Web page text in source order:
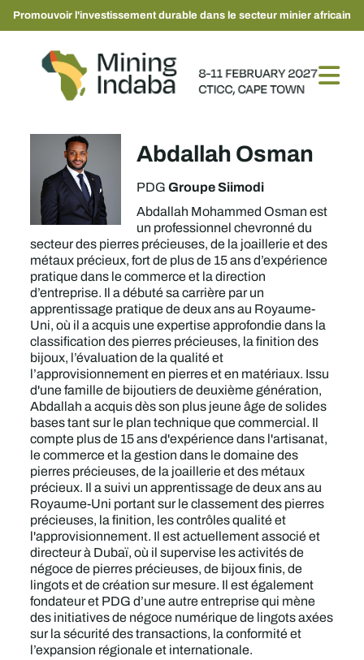
Promouvoir l'investissement durable dans le secteur minier africain
Abdallah Osman
PDGGroupe Siimodi
Abdallah Mohammed Osman est
un professionnel chevronné du
secteur des pierres précieuses, de la joaillerie et des
métaux précieux, fort de plus de 15 ans d’expérience
pratique dans le commerce et la direction
d’entreprise. Il a débuté sa carrière par un
apprentissage pratique de deux ans au Royaume-
Uni, où il a acquis une expertise approfondie dans la
classification des pierres précieuses, la finition des
bijoux, l’évaluation de la qualité et
l’approvisionnement en pierres et en matériaux. Issu
d'une famille de bijoutiers de deuxième génération,
Abdallah a acquis dès son plus jeune âge de solides
bases tant sur le plan technique que commercial. Il
compte plus de 15 ans d'expérience dans l'artisanat,
le commerce et la gestion dans le domaine des
pierres précieuses, de la joaillerie et des métaux
précieux. Il a suivi un apprentissage de deux ans au
Royaume-Uni portant sur le classement des pierres
précieuses, la finition, les contrôles qualité et
l'approvisionnement. Il est actuellement associé et
directeur à Dubaï, où il supervise les activités de
négoce de pierres précieuses, de bijoux finis, de
lingots et de création sur mesure. Il est également
fondateur et PDG d’une autre entreprise qui mène
des initiatives de négoce numérique de lingots axées
sur la sécurité des transactions, la conformité et
l’expansion régionale et internationale.